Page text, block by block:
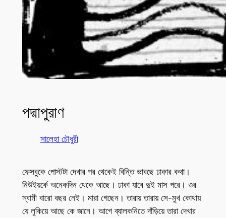
পদ্মাপুরাণ
সালেহা চৌধুরী
ফেসবুকে পোস্টটা দেখার পর থেকেই বিন্তি ভাবছে ঢাকার কথা।
নিউইয়র্কে অনেকদিন থেকে আছে। ঢাকা যাবে দুই মাস পরে। ওর
স্বামী বারো বছর নেই। মারা গেছেন। তারায় তারায় সে-মুখ কোথায়
যে লুকিয়ে আছে কে জানে। আগে ব্যালকনিতে দাঁড়িয়ে তারা দেখার